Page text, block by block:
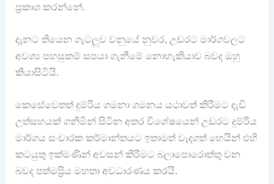
ප්‍රකාශ කරන්නේ.
දැනට තියෙන ගැටලුව වනුයේ නුවර, උඩරට මාර්ගවලට
අවශ්‍ය පහසුකම් සපයා ගැනීමේ නොහැකියාව බවද ඔහු
කියාසිටියි.
කෙසේවෙතත් දුම්රිය ගමනා ගමනය යථාවත් කිරීමට දැඩි
උත්සහයක් ගනිමින් සිටින අතර විශේෂයෙන් උඩරට දුම්රිය
මාර්ගය සංචාරක කර්මාන්තයට ඉතාමත් වැදගත් හෙයින් එහි
කටයුතු ඉක්මණින් අවසන් කිරීමට බලාපොරොත්තු වන
බවද පත්මප්‍රිය මහතා අවධාරණය කරයි.